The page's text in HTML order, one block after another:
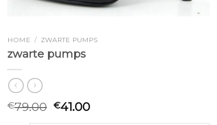
HOME / ZWARTE PUMPS
zwarte pumps
€79.00 €41.00